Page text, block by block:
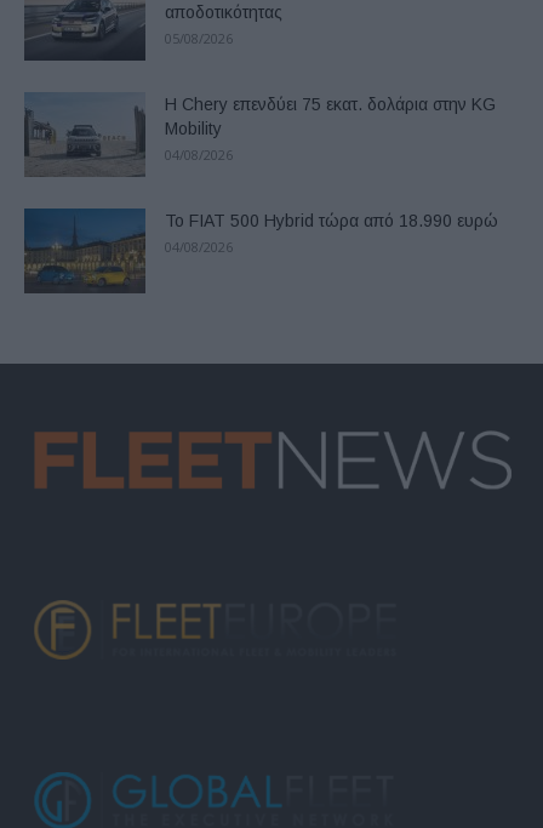
αποδοτικότητας
05/08/2026
Η Chery επενδύει 75 εκατ. δολάρια στην KG
Mobility
04/08/2026
Το FIAT 500 Hybrid τώρα από 18.990 ευρώ
04/08/2026